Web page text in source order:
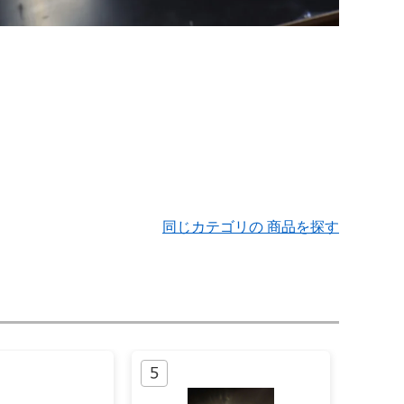
同じカテゴリの 商品を探す